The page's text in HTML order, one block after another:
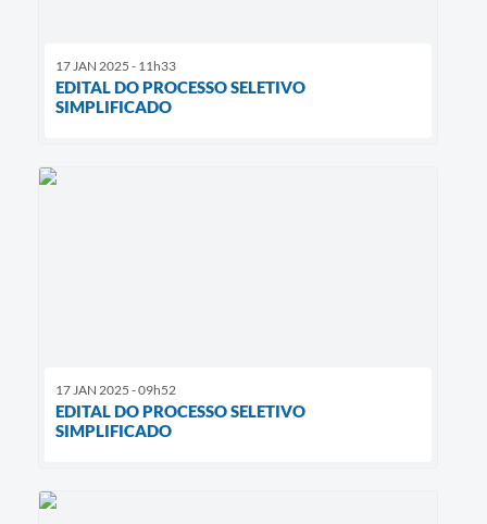
17 JAN 2025 - 11h33
EDITAL DO PROCESSO SELETIVO
SIMPLIFICADO
17 JAN 2025 - 09h52
EDITAL DO PROCESSO SELETIVO
SIMPLIFICADO